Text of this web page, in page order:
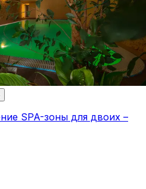
SPA-зоны для двоих –